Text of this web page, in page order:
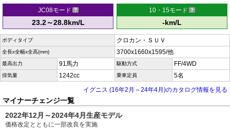
JC08モード
23.2～28.8km/L
10・15モード
-km/L
ボディタイプ クロカン・ＳＵＶ
全長x全幅x全高(mm) 3700x1660x1595/他
最高出力 91馬力 駆動方式 FF/4WD
排気量 1242cc 乗車定員
5名
イグニス (16年2月～24年4月)のカタログ情報を見る
マイナーチェンジ一覧
2022年12月～2024年4月生産モデル
価格改定とともに一部改良を実施